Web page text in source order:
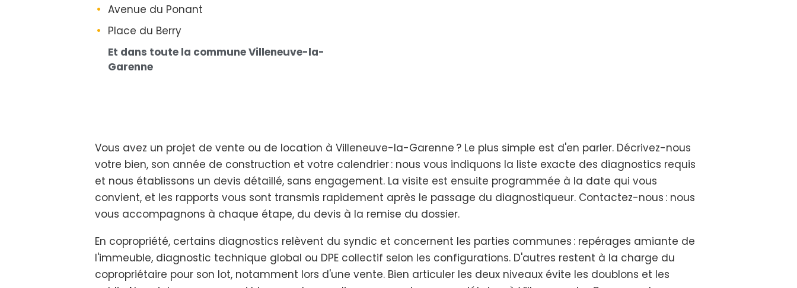
Avenue du Ponant
Place du Berry
Et dans toute la commune Villeneuve-la-
Garenne
Vous avez un projet de vente ou de location à Villeneuve-la-Garenne ? Le plus simple est d'en parler. Décrivez-nous
votre bien, son année de construction et votre calendrier : nous vous indiquons la liste exacte des diagnostics requis
et nous établissons un devis détaillé, sans engagement. La visite est ensuite programmée à la date qui vous
convient, et les rapports vous sont transmis rapidement après le passage du diagnostiqueur. Contactez-nous : nous
vous accompagnons à chaque étape, du devis à la remise du dossier.
En copropriété, certains diagnostics relèvent du syndic et concernent les parties communes : repérages amiante de
l'immeuble, diagnostic technique global ou DPE collectif selon les configurations. D'autres restent à la charge du
copropriétaire pour son lot, notamment lors d'une vente. Bien articuler les deux niveaux évite les doublons et les